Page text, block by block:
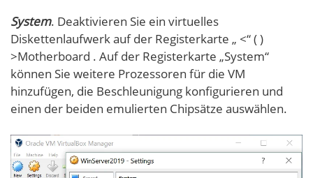
System. Deaktivieren Sie ein virtuelles
Diskettenlaufwerk auf der Registerkarte „ <“ ( )
>Motherboard . Auf der Registerkarte „System“
können Sie weitere Prozessoren für die VM
hinzufügen, die Beschleunigung konfigurieren und
einen der beiden emulierten Chipsätze auswählen.